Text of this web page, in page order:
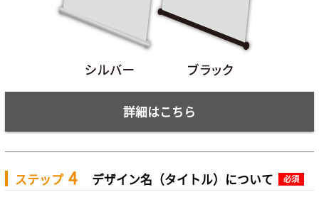
詳細はこちら
ステップ 4 デザイン名（タイトル）について 必須